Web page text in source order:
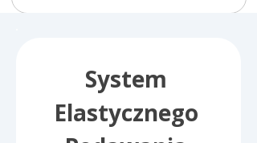
System
Elastycznego